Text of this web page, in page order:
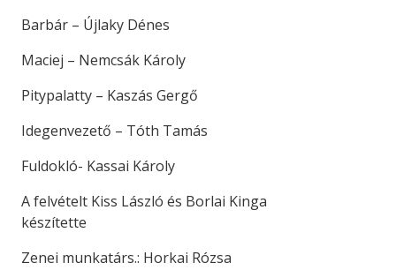
Barbár – Újlaky Dénes
Maciej – Nemcsák Károly
Pitypalatty – Kaszás Gergő
Idegenvezető – Tóth Tamás
Fuldokló- Kassai Károly
A felvételt Kiss László és Borlai Kinga
készítette
Zenei munkatárs.: Horkai Rózsa